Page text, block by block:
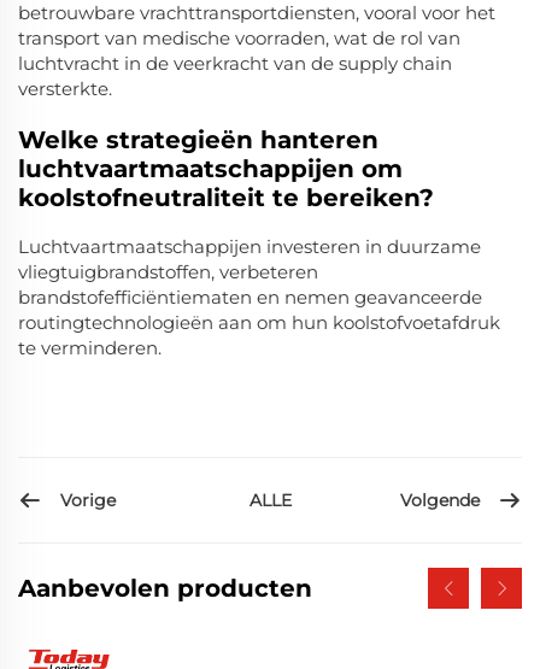
betrouwbare vrachttransportdiensten, vooral voor het
transport van medische voorraden, wat de rol van
luchtvracht in de veerkracht van de supply chain
versterkte.
Welke strategieën hanteren
luchtvaartmaatschappijen om
koolstofneutraliteit te bereiken?
Luchtvaartmaatschappijen investeren in duurzame
vliegtuigbrandstoffen, verbeteren
brandstofefficiëntiematen en nemen geavanceerde
routingtechnologieën aan om hun koolstofvoetafdruk
te verminderen.
Vorige ALLE Volgende
Aanbevolen producten